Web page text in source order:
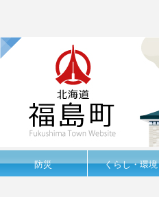
防災 くらし・環境